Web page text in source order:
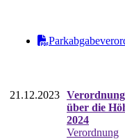
21.12.2023
über die
2024
Verordnung